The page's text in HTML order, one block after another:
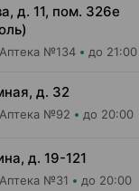
д. 11, пом. 326е
№134 до 21:00
д. 32
№92 до 20:00
д. 19-121
№31 до 20:00